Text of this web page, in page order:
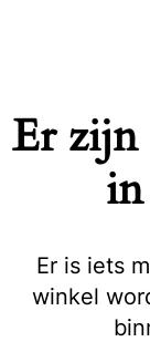
Er zijn
Er is iets
winkel